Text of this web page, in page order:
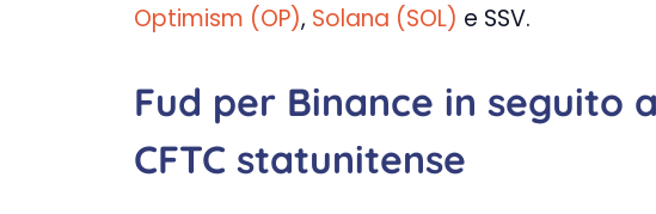
Optimism (OP), Solana (SOL) e SSV.
Fud per Binance in seguito
CFTC statunitense